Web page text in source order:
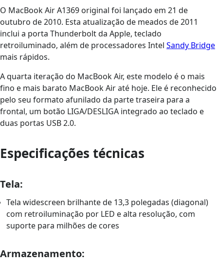
O MacBook Air A1369 original foi lançado em 21 de
outubro de 2010. Esta atualização de meados de 2011
inclui a porta Thunderbolt da Apple, teclado
retroiluminado, além de processadores Intel Sandy Bridge
mais rápidos.
A quarta iteração do MacBook Air, este modelo é o mais
fino e mais barato MacBook Air até hoje. Ele é reconhecido
pelo seu formato afunilado da parte traseira para a
frontal, um botão LIGA/DESLIGA integrado ao teclado e
duas portas USB 2.0.
Especificações técnicas
Tela:
Tela widescreen brilhante de 13,3 polegadas (diagonal)
com retroiluminação por LED e alta resolução, com
suporte para milhões de cores
Armazenamento: